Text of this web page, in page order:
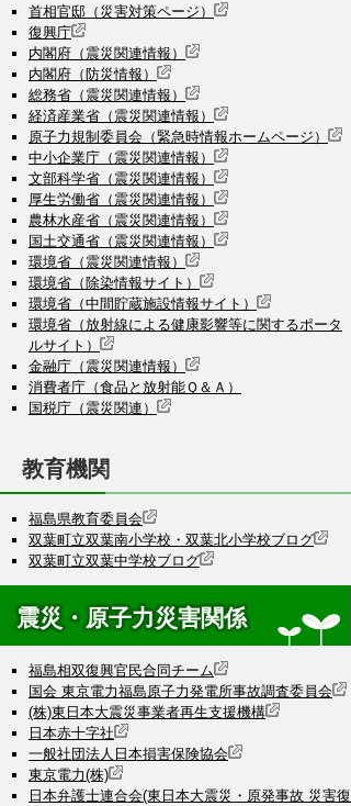
首相官邸（災害対策ページ）
復興庁
内閣府（震災関連情報）
内閣府（防災情報）
総務省（震災関連情報）
経済産業省（震災関連情報）
原子力規制委員会（緊急時情報ホームページ）
中小企業庁（震災関連情報）
文部科学省（震災関連情報）
厚生労働省（震災関連情報）
農林水産省（震災関連情報）
国土交通省（震災関連情報）
環境省（震災関連情報）
環境省（除染情報サイト）
環境省（中間貯蔵施設情報サイト）
環境省（放射線による健康影響等に関するポータ
ルサイト）
金融庁（震災関連情報）
消費者庁（食品と放射能Ｑ＆Ａ）
国税庁（震災関連）
教育機関
福島県教育委員会
双葉町立双葉南小学校・双葉北小学校ブログ
双葉町立双葉中学校ブログ
震災・原子力災害関係
福島相双復興官民合同チーム
国会 東京電力福島原子力発電所事故調査委員会
(株)東日本大震災事業者再生支援機構
日本赤十字社
一般社団法人日本損害保険協会
東京電力(株)
日本弁護士連合会(東日本大震災・原発事故 災害復